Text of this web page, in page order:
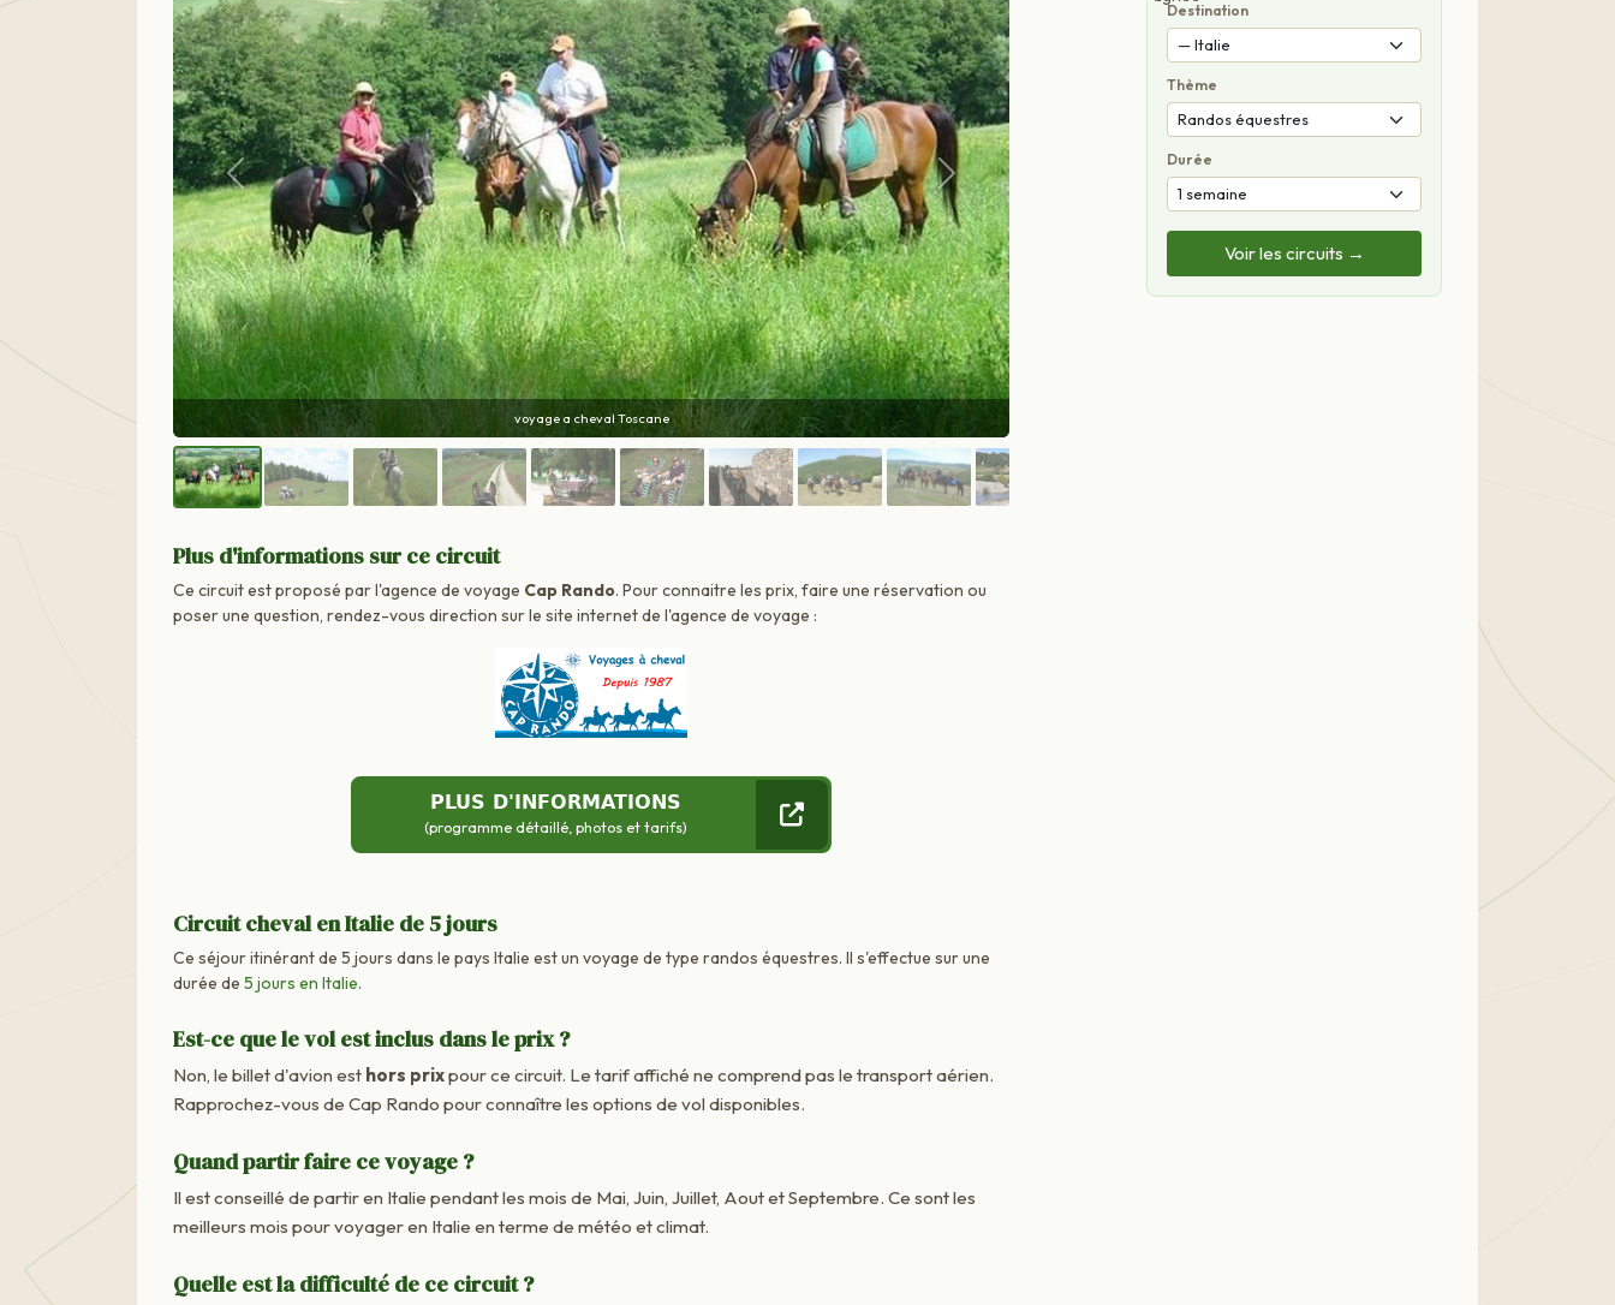
randonnee a cheval en Toscane
Précédent Suivant
Plus d'informations sur ce circuit
Ce circuit est proposé par l'agence de voyage Cap Rando. Pour connaitre les prix, faire une réservation ou
poser une question, rendez-vous direction sur le site internet de l'agence de voyage :
PLUS D'INFORMATIONS
(programme détaillé, photos et tarifs)
Circuit cheval en Italie de 5 jours
Ce séjour itinérant de 5 jours dans le pays Italie est un voyage de type randos équestres. Il s'effectue sur une
durée de 5 jours en Italie.
Est-ce que le vol est inclus dans le prix ?
Non, le billet d'avion est hors prixpour ce circuit. Le tarif affiché ne comprend pas le transport aérien.
Rapprochez-vous de Cap Rando pour connaître les options de vol disponibles.
Quand partir faire ce voyage ?
Il est conseillé de partir en Italie pendant les mois de Mai, Juin, Juillet, Aout et Septembre. Ce sont les
meilleurs mois pour voyager en Italie en terme de météo et climat.
Quelle est la difficulté de ce circuit ?
Destination
Thème
Durée
Voir les circuits →